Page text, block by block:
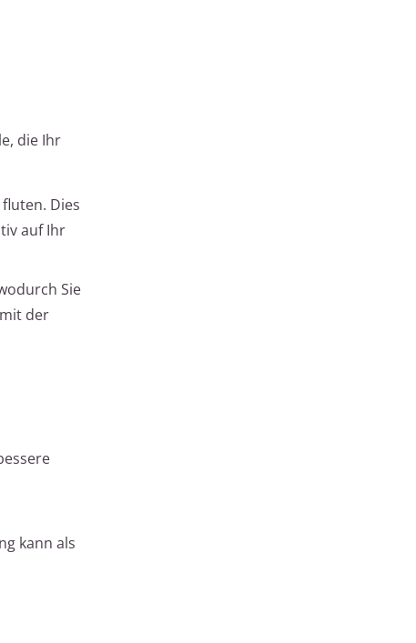
die Ihr
Dies
auf Ihr
Sie
der
kann als